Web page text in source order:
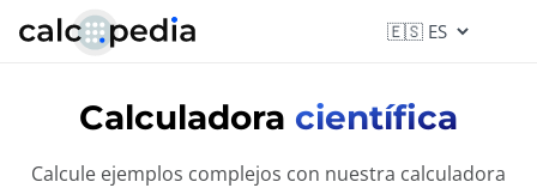
Calculadora científica
Calcule ejemplos complejos con nuestra calculadora